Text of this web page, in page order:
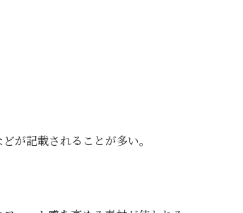
が記載されることが多い。